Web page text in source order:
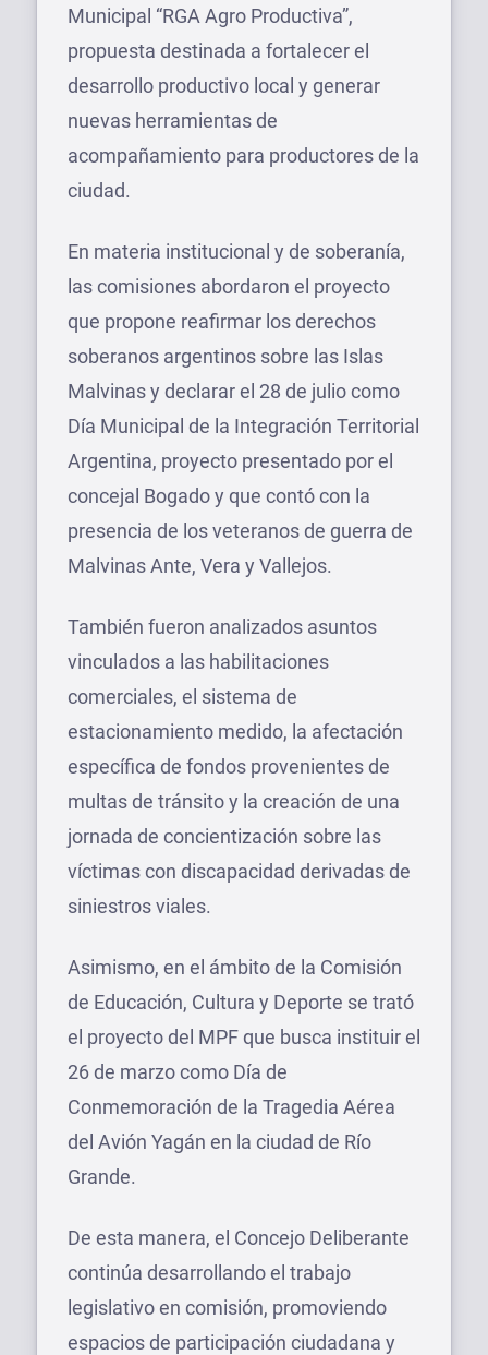
Municipal “RGA Agro Productiva”,
propuesta destinada a fortalecer el
desarrollo productivo local y generar
nuevas herramientas de
acompañamiento para productores de la
ciudad.
En materia institucional y de soberanía,
las comisiones abordaron el proyecto
que propone reafirmar los derechos
soberanos argentinos sobre las Islas
Malvinas y declarar el 28 de julio como
Día Municipal de la Integración Territorial
Argentina, proyecto presentado por el
concejal Bogado y que contó con la
presencia de los veteranos de guerra de
Malvinas Ante, Vera y Vallejos.
También fueron analizados asuntos
vinculados a las habilitaciones
comerciales, el sistema de
estacionamiento medido, la afectación
específica de fondos provenientes de
multas de tránsito y la creación de una
jornada de concientización sobre las
víctimas con discapacidad derivadas de
siniestros viales.
Asimismo, en el ámbito de la Comisión
de Educación, Cultura y Deporte se trató
el proyecto del MPF que busca instituir el
26 de marzo como Día de
Conmemoración de la Tragedia Aérea
del Avión Yagán en la ciudad de Río
Grande.
De esta manera, el Concejo Deliberante
continúa desarrollando el trabajo
legislativo en comisión, promoviendo
espacios de participación ciudadana y